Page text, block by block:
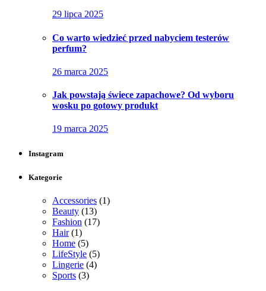
29 lipca 2025
Co warto wiedzieć przed nabyciem testerów
perfum?
26 marca 2025
Jak powstają świece zapachowe? Od wyboru
wosku po gotowy produkt
19 marca 2025
Instagram
Kategorie
Accessories (1)
Beauty (13)
Fashion (17)
Hair(1)
Home (5)
LifeStyle (5)
Lingerie (4)
Sports (3)